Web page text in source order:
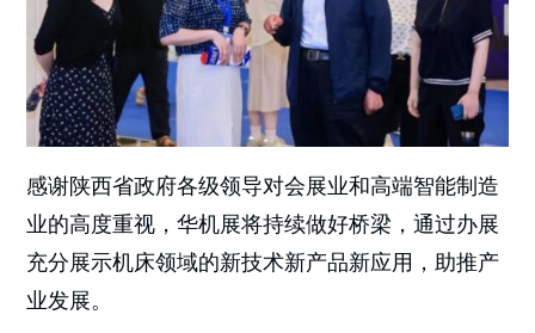
感谢陕西省政府各级领导对会展业和高端智能制造
业的高度重视，华机展将持续做好桥梁，通过办展
充分展示机床领域的新技术新产品新应用，助推产
业发展。